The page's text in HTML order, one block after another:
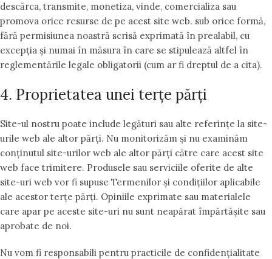
descărca, transmite, monetiza, vinde, comercializa sau
promova orice resurse de pe acest site web. sub orice formă,
fără permisiunea noastră scrisă exprimată în prealabil, cu
excepția și numai în măsura în care se stipulează altfel în
reglementările legale obligatorii (cum ar fi dreptul de a cita).
4. Proprietatea unei terțe părți
Site-ul nostru poate include legături sau alte referințe la site-
urile web ale altor părți. Nu monitorizăm și nu examinăm
conținutul site-urilor web ale altor părți către care acest site
web face trimitere. Produsele sau serviciile oferite de alte
site-uri web vor fi supuse Termenilor și condițiilor aplicabile
ale acestor terțe părți. Opiniile exprimate sau materialele
care apar pe aceste site-uri nu sunt neapărat împărtășite sau
aprobate de noi.
Nu vom fi responsabili pentru practicile de confidențialitate